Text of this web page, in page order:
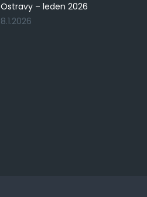
Ostravy – leden 2026
8.1.2026